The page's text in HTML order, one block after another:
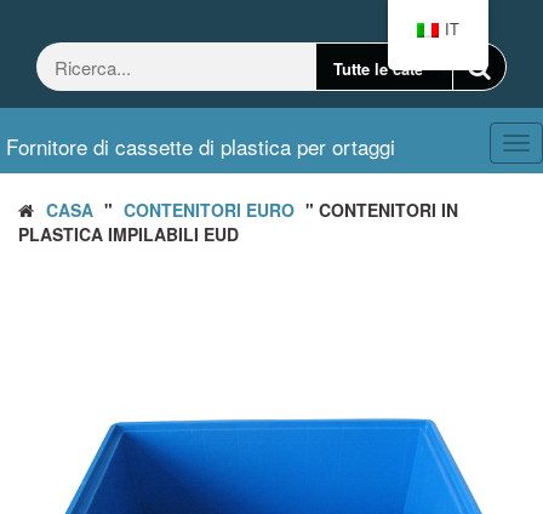
contenuto
Fornitore di cassette di plastica per ortaggi
CASA " CONTENITORI EURO " CONTENITORI IN
PLASTICA IMPILABILI EUD
IT